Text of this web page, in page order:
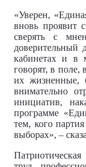
«Уверен,
вновь проявит
сверять с
доверительный
кабинетах и в
говорят, в поле,
их жизненные,
внимательно
инициатив,
программе
тем, кого
выборах», –